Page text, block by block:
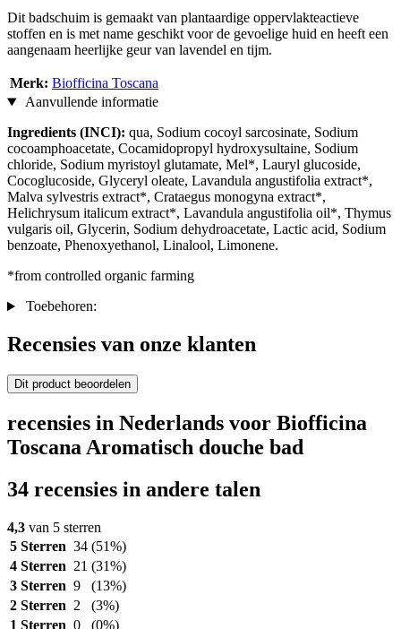
Dit badschuim is gemaakt van plantaardige oppervlakteactieve
stoffen en is met name geschikt voor de gevoelige huid en heeft een
aangenaam heerlijke geur van lavendel en tijm.
Merk: Biofficina Toscana
Aanvullende informatie
Ingredients (INCI): qua, Sodium cocoyl sarcosinate, Sodium
cocoamphoacetate, Cocamidopropyl hydroxysultaine, Sodium
chloride, Sodium myristoyl glutamate, Mel*, Lauryl glucoside,
Cocoglucoside, Glyceryl oleate, Lavandula angustifolia extract*,
Malva sylvestris extract*, Crataegus monogyna extract*,
Helichrysum italicum extract*, Lavandula angustifolia oil*, Thymus
vulgaris oil, Glycerin, Sodium dehydroacetate, Lactic acid, Sodium
benzoate, Phenoxyethanol, Linalool, Limonene.
*from controlled organic farming
Toebehoren:
Recensies van onze klanten
Dit product beoordelen
recensies in Nederlands voor Biofficina
Toscana Aromatisch douche bad
34 recensies in andere talen
4,3 van 5 sterren
5 Sterren 34 (51%)
4 Sterren 21 (31%)
3 Sterren 9
(13%)
2 Sterren 2
(3%)
1 Sterren 0 (0%)